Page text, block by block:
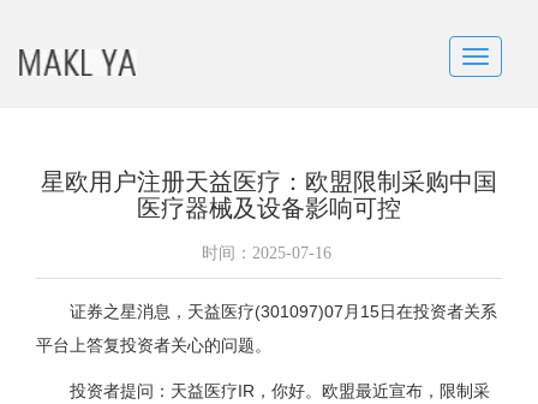
星欧用户注册天益医疗：欧盟限制采购中国
医疗器械及设备影响可控
时间： 2025-07-16
证券之星消息，天益医疗(301097)07月15日在投资者关系
平台上答复投资者关心的问题。
投资者提问：天益医疗IR，你好。欧盟最近宣布，限制采